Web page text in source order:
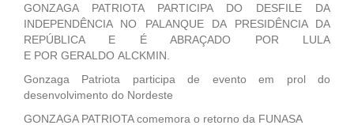
GONZAGA PATRIOTA PARTICIPA DO DESFILE DA
INDEPENDÊNCIA NO PALANQUE DA PRESIDÊNCIA DA
REPÚBLICA E É ABRAÇADO POR LULA
E POR GERALDO ALCKMIN.
Gonzaga Patriota participa de evento em prol do
desenvolvimento do Nordeste
GONZAGA PATRIOTA comemora o retorno da FUNASA